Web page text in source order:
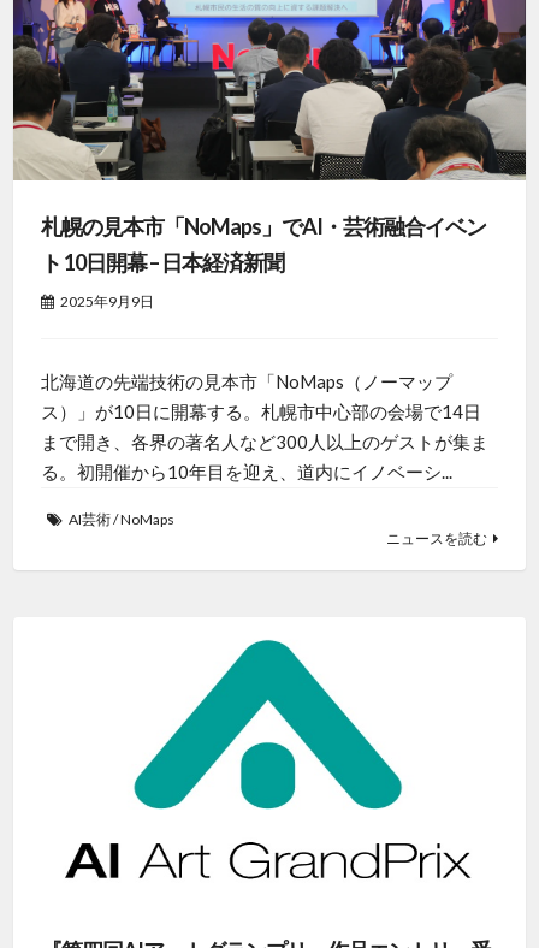
札幌の見本市「NoMaps」でAI・芸術融合イベン
ト 10日開幕 – 日本経済新聞
2025年9月9日
北海道の先端技術の見本市「NoMaps（ノーマップ
ス）」が10日に開幕する。札幌市中心部の会場で14日
まで開き、各界の著名人など300人以上のゲストが集ま
る。初開催から10年目を迎え、道内にイノベーシ...
AI芸術/NoMaps
ニュースを読む